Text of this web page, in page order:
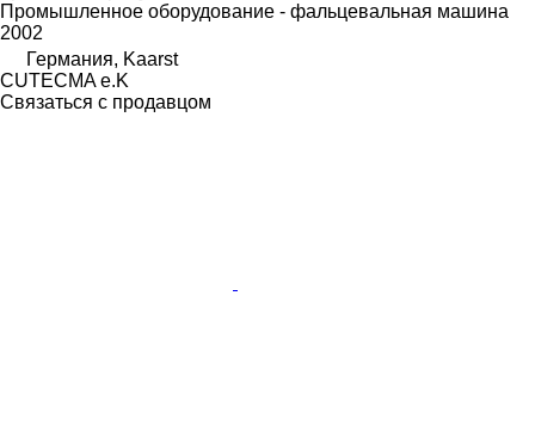
Промышленное оборудование - фальцевальная машина
2002
Германия, Kaarst
CUTECMA e.K
Связаться с продавцом